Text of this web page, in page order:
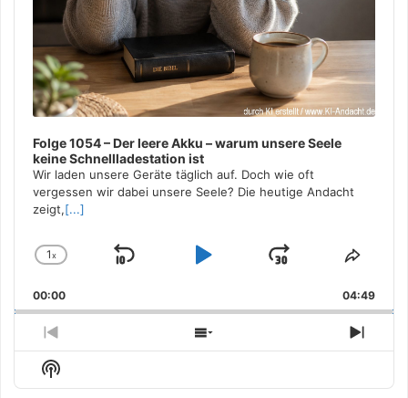
Folge 1054 – Der leere Akku – warum unsere Seele
keine Schnellladestation ist
Wir laden unsere Geräte täglich auf. Doch wie oft
vergessen wir dabei unsere Seele? Die heutige Andacht
zeigt,[...]
Change
Rate
1x
Skip
Play
Jump
Forward
Share
00:00 04:49
Previous
Episode
Show
Episodes
Next
Show
Podcast